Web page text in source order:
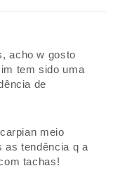
acho w gosto
tem sido uma
de
meio
as tendência q a
tachas!